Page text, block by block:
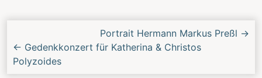
Nächstes/Vorheriges
Konzert
Portrait Hermann Markus Preßl →
← Gedenkkonzert für Katherina & Christos
Polyzoides